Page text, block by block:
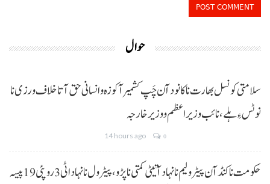
حوال
سلامتی کونسل بھارت نا کانود آن چَپ کشمیر آ کوزہ و انسانی حق آتا خلاف ورزی نا
نوٹس ءِ ہلے،نائب وزیراعظم و وزیر خارجہ
14 hours ago 0
حکومت نا کنڈ آن پیٹرولیم نا نہاد آتیٹی کمتی نا پڑو،پیٹرول نا نہاد اٹی 3 روپئی 19 پیسہ